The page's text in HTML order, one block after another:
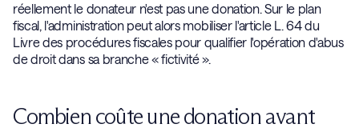
réellement le donateur n'est pas une donation. Sur le plan
fiscal, l'administration peut alors mobiliser l'article L. 64 du
Livre des procédures fiscales pour qualifier l'opération d'abus
de droit dans sa branche « fictivité ».
Combien coûte une donation avant